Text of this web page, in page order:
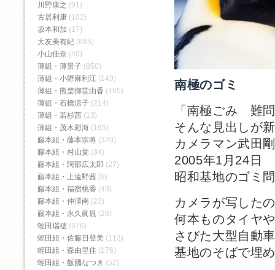
南極のゴミ
「南極ごみ 難
そんな見出しが
カメラマン武田
2005年1月24日
昭和基地のゴミ
カメラが写した
何本ものタイヤ
さびた大型自動
基地のそばで埋
川野康之 (91)
古居利康 (102)
坂本和加 (17)
大友美有紀 (685)
小山佳奈 (40)
薄組・薄景子 (850)
薄組・小野麻利江 (149)
薄組・熊埜御堂由香 (165)
薄組・石橋涼子 (214)
薄組・若杉茜 (13)
薄組・茂木彩海 (165)
藤本組・藤本宗将 (320)
藤本組・村山覚 (84)
藤本組・阿部広太郎 (27)
藤本組・上遠野茜 (9)
藤本組・福宿桃香‬ (43)
藤本組・仲澤南 (23)
藤本組・永久眞規 (26)
蛭田瑞穂 (676)
蛭田組・佐藤日登美 (113)
蛭田組・森由里佳 (176)
蛭田組・飯國なつき (52)